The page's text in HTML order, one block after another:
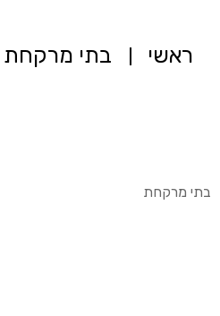
ראשי בתי מרקחת
בתי מרקחת